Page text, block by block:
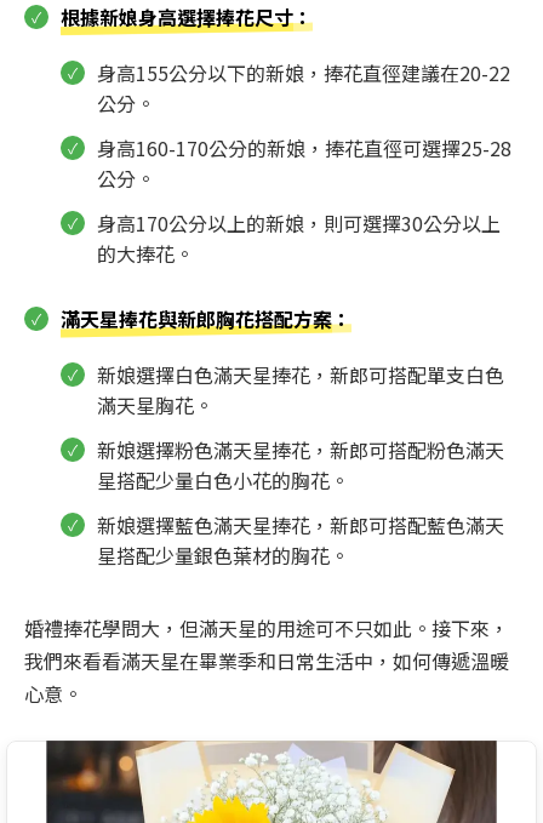
根據新娘身高選擇捧花尺寸：
身高155公分以下的新娘，捧花直徑建議在20-22
公分。
身高160-170公分的新娘，捧花直徑可選擇25-28
公分。
身高170公分以上的新娘，則可選擇30公分以上
的大捧花。
滿天星捧花與新郎胸花搭配方案：
新娘選擇白色滿天星捧花，新郎可搭配單支白色
滿天星胸花。
新娘選擇粉色滿天星捧花，新郎可搭配粉色滿天
星搭配少量白色小花的胸花。
新娘選擇藍色滿天星捧花，新郎可搭配藍色滿天
星搭配少量銀色葉材的胸花。
婚禮捧花學問大，但滿天星的用途可不只如此。接下來，
我們來看看滿天星在畢業季和日常生活中，如何傳遞溫暖
心意。